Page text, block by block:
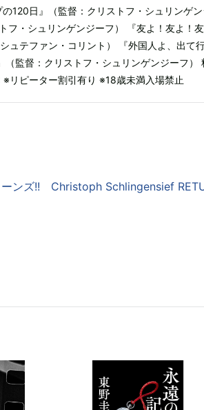
120日』（監督：クリストフ・シュリンゲ
フ・シュリンゲンジーフ） 『友よ！友よ！友
ュテファン・コリント） 『外国人よ、出て
監督：クリストフ・シュリンゲンジーフ）
ピーター割引有り ※18歳未満入場禁止
ーンズ!! Christoph Schlingensief